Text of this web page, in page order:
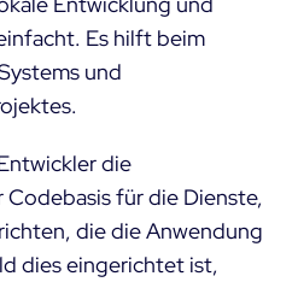
Es hilft beim
und
die
für die Dienste,
die die Anwendung
dies eingerichtet ist,